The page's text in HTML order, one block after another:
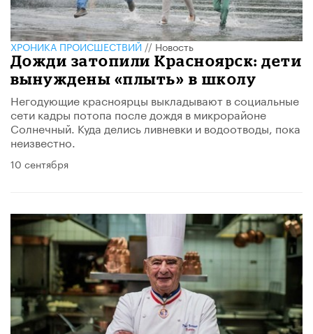
ХРОНИКА ПРОИСШЕСТВИЙ//Новость
Дожди затопили Красноярск: дети
вынуждены «плыть» в школу
Негодующие красноярцы выкладывают в социальные
сети кадры потопа после дождя в микрорайоне
Солнечный. Куда делись ливневки и водоотводы, пока
неизвестно.
10 сентября